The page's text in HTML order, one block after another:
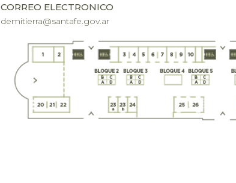
CORREO ELECTRONICO
demitierra@santafe.gov.ar